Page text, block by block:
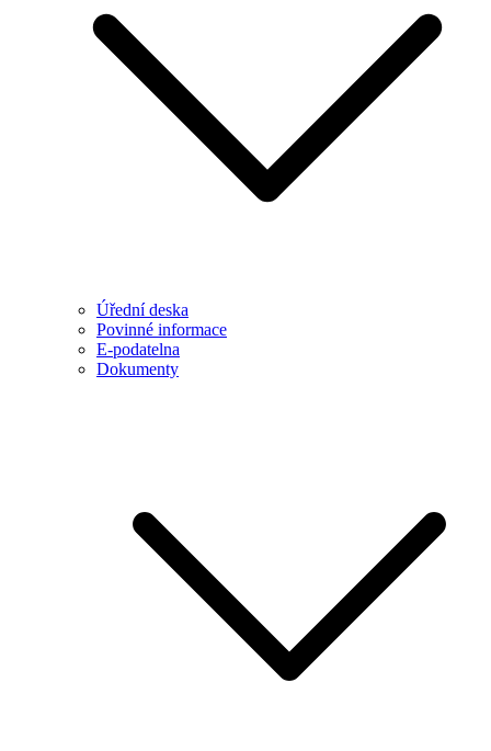
Úřední deska
Povinné informace
E-podatelna
Dokumenty